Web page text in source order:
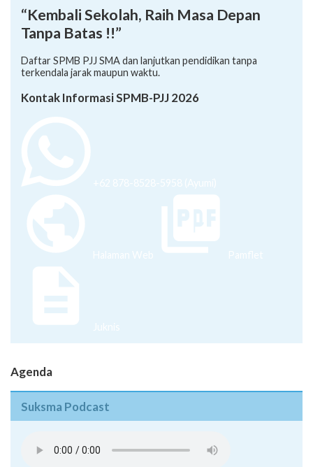
“Kembali Sekolah, Raih Masa Depan
Tanpa Batas !!”
Daftar SPMB PJJ SMA dan lanjutkan pendidikan tanpa
terkendala jarak maupun waktu.
Kontak Informasi SPMB-PJJ 2026
+62 878-8528-5958 (Ayumi)
Halaman Web Pamflet
Juknis
Agenda
Suksma Podcast